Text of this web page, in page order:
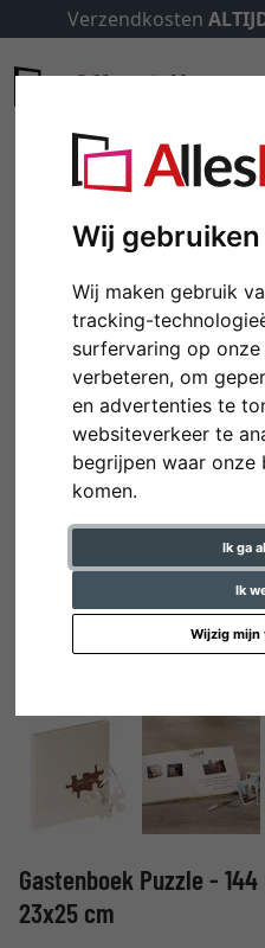
Wij
Wij maken gebruik
tracking-
surfervaring op
verbeteren, om
en advertenties te
websiteverkeer te
begrijpen waar onze
komen.
Ik ga
Ik
Wijzig
Verzendkosten
Terug
Gastenboek Puzzle -
23x25 cm